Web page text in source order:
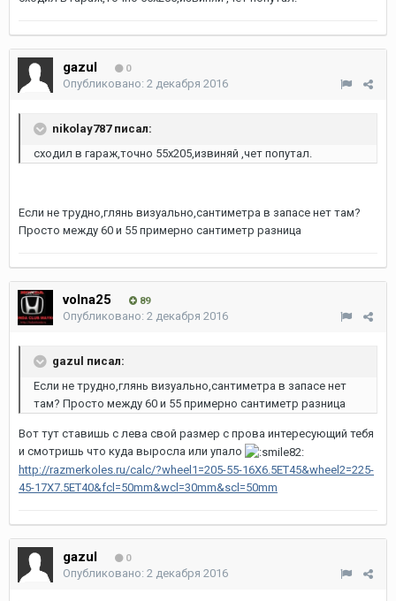
gazul 0
Опубликовано: 2 декабря 2016
nikolay787 писал:
сходил в гараж,точно 55х205,извиняй ,чет попутал.
Если не трудно,глянь визуально,сантиметра в запасе нет там?
Просто между 60 и 55 примерно сантиметр разница
volna25 89
Опубликовано: 2 декабря 2016
gazul писал:
Если не трудно,глянь визуально,сантиметра в запасе нет
там? Просто между 60 и 55 примерно сантиметр разница
Вот тут ставишь с лева свой размер с прова интересующий тебя
и смотришь что куда выросла или упало
http://razmerkoles.ru/calc/?wheel1=205-55-16X6.5ET45&wheel2=225-
45-17X7.5ET40&fcl=50mm&wcl=30mm&scl=50mm
gazul 0
Опубликовано: 2 декабря 2016